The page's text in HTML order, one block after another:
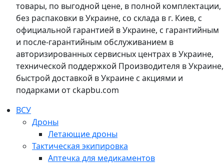
товары, по выгодной цене, в полной комплектации,
без распаковки в Украине, со склада в г. Киев, с
официальной гарантией в Украине, с гарантийным
и после-гарантийным обслуживанием в
авторизированных сервисных центрах в Украине,
технической поддержкой Производителя в Украине,
быстрой доставкой в Украине с акциями и
подарками от ckapbu.com
ВСУ
Дроны
Летающие дроны
Тактическая экипировка
Аптечка для медикаментов